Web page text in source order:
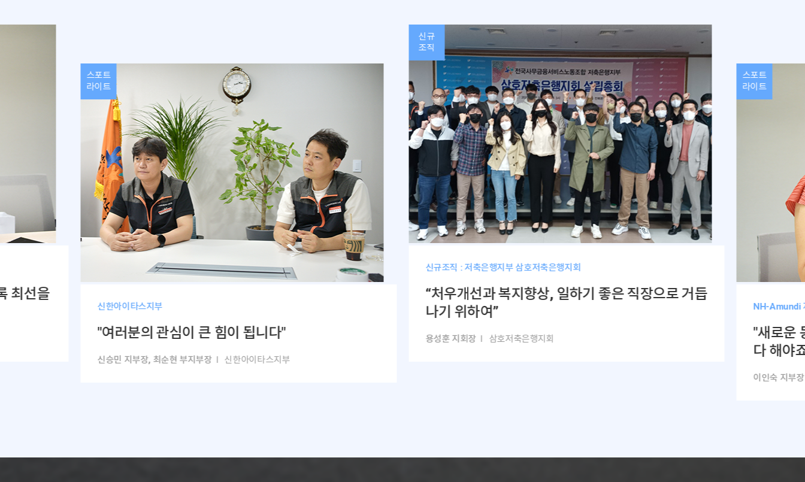
최선을
스포트
라이트
신한아이타스지부
"여러분의 관심이 큰 힘이 됩니다"
신승민 지부장, 최순현 부지부장 l 신한아이타스지부
신규
조직
신규조직 : 저축은행지부 삼호저축은행지회
“처우개선과 복지향상, 일하기 좋은 직장으로 거듭
나기 위하여”
용성훈 지회장 l 삼호저축은행지회
스포트
라이트
NH-Amundi
"새로운
다 해야
이인숙 지부장